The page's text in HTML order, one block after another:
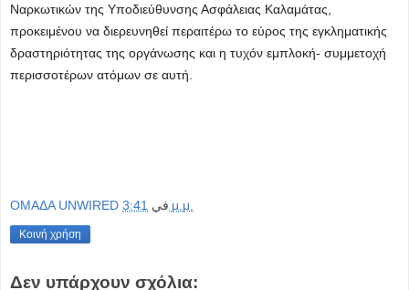
Ναρκωτικών της Υποδιεύθυνσης Ασφάλειας Καλαμάτας,
προκειμένου να διερευνηθεί περαιτέρω το εύρος της εγκληματικής
δραστηριότητας της οργάνωσης και η τυχόν εμπλοκή- συμμετοχή
περισσοτέρων ατόμων σε αυτή.
OMAΔΑ UNWIRED في 3:41 μ.μ.
Κοινή χρήση
Δεν υπάρχουν σχόλια: